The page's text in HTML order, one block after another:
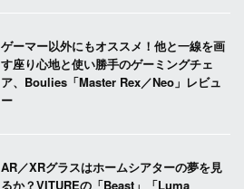
ゲーマー以外にもオススメ！他と一線を画
す座り心地と使い勝手のゲーミングチェ
ア、Boulies「Master Rex／Neo」レビュ
ー
AR／XRグラスはホームシアターの夢を見
るか？VITUREの「Beast」「Luma